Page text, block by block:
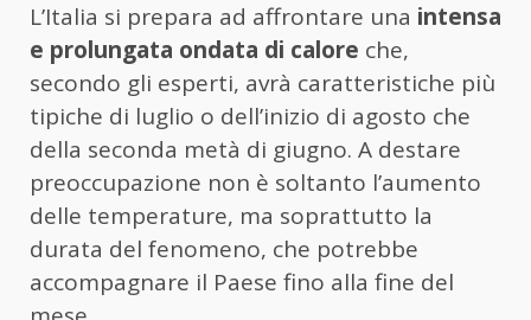
L’Italia si prepara ad affrontare una intensa
e prolungata ondata di calore che,
secondo gli esperti, avrà caratteristiche più
tipiche di luglio o dell’inizio di agosto che
della seconda metà di giugno. A destare
preoccupazione non è soltanto l’aumento
delle temperature, ma soprattutto la
durata del fenomeno, che potrebbe
accompagnare il Paese fino alla fine del